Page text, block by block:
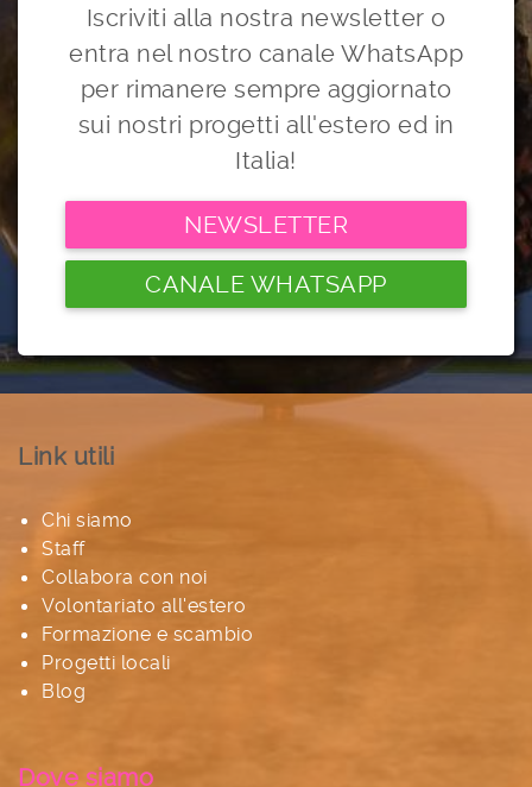
Iscriviti alla nostra newsletter o
entra nel nostro canale WhatsApp
per rimanere sempre aggiornato
sui nostri progetti all'estero ed in
Italia!
NEWSLETTER
CANALE WHATSAPP
Link utili
Chi siamo
Staff
Collabora con noi
Volontariato all'estero
Formazione e scambio
Progetti locali
Blog
Dove siamo